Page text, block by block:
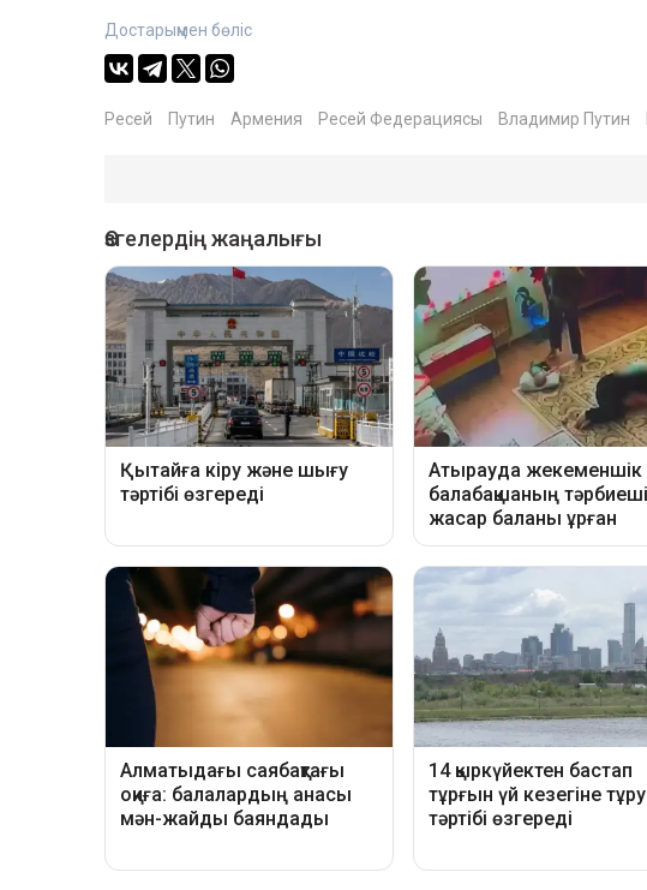
Достарыңмен бөліс
Ресей Путин Армения Ресей Федерациясы Владимир Путин